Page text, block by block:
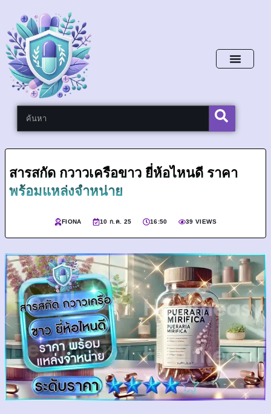
สารสกัด กวาวเครือขาว ยี่ห้อไหนดี ราคา
พร้อมแหล่งจำหน่าย
FIONA 10 ก.ค. 25 16:50 39 VIEWS